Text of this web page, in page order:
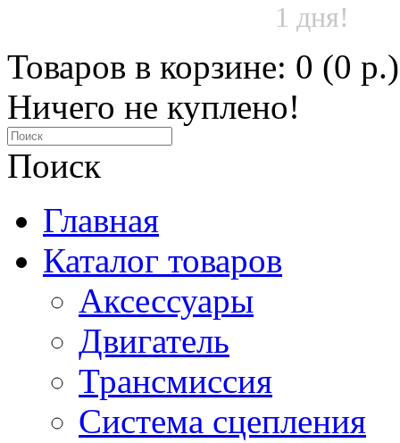
1 дня!
Товаров в корзине: 0 (0 р.)
Ничего не куплено!
Поиск
Главная
Каталог товаров
Аксессуары
Двигатель
Трансмиссия
Система сцепления